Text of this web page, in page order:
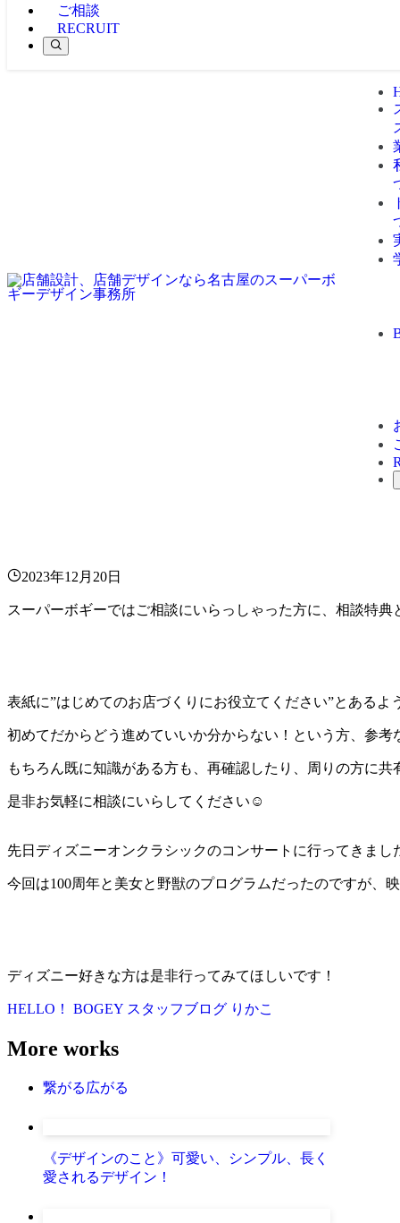
ご相談
RECRUIT
2023年12月20日
スーパーボギーではご相談にいらっしゃった方に、相談特
表紙に”はじめてのお店づくりにお役立てください”とあるよ
初めてだからどう進めていいか分からない！という方、参考
もちろん既に知識がある方も、再確認したり、周りの方に
是非お気軽に相談にいらしてください☺︎
先日ディズニーオンクラシックのコンサートに行ってきまし
今回は100周年と美女と野獣のプログラムだったのですが、
ディズニー好きな方は是非行ってみてほしいです！
HELLO！ BOGEY スタッフブログ りかこ
More works
繋がる広がる
《デザインのこと》可愛い、シンプル、長く
愛されるデザイン！